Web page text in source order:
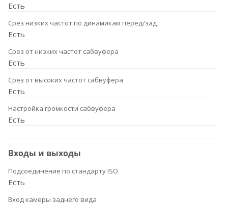
Есть
Срез низких частот по динамикам перед/зад
Есть
Срез от низких частот сабвуфера
Есть
Срез от высоких частот сабвуфера
Есть
Настройка громкости сабвуфера
Есть
Входы и выходы
Подсоединение по стандарту ISO
Есть
Вход камеры заднего вида